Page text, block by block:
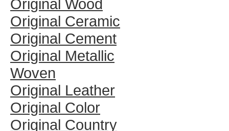
Original Wood
Original Ceramic
Original Cement
Original Metallic
Woven
Original Leather
Original Color
Original Country